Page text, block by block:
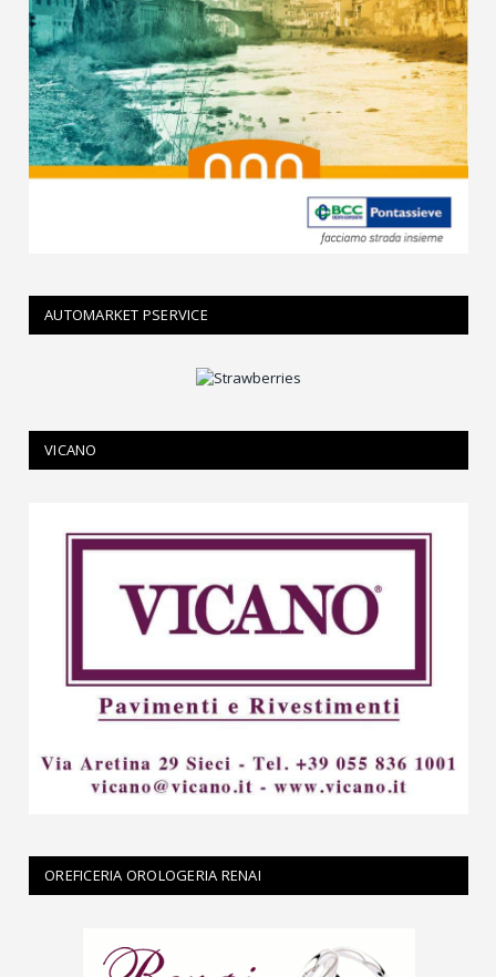
AUTOMARKET PSERVICE
VICANO
OREFICERIA OROLOGERIA RENAI